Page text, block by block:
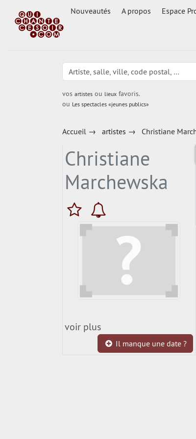
Nouveautés A propos Espace
vos artistesou lieuxfavoris.
ou Les spectacles «jeunes publics»
Accueil→ artistes → Christiane
Christiane
Marchewska
voir plus
Il manque une date ?